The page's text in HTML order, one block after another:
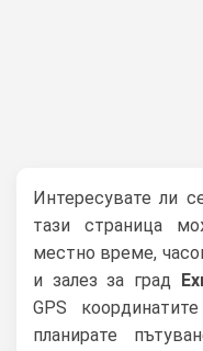
Интересувате ли
тази страница
местно време,
и залез за град
GPS
планирате